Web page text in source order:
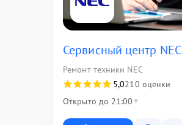
Сервисный центр NEC
Ремонт техники NEC
5,0210 оценки
Открыто до 21:00